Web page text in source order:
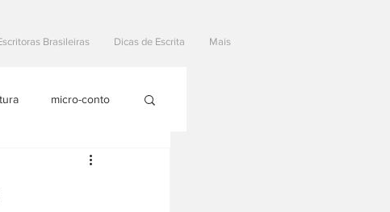
Brasileiras Dicas de Escrita Mais
micro-conto